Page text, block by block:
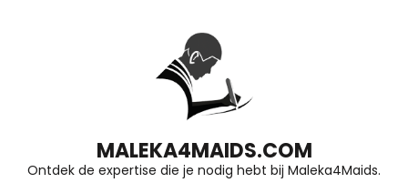
Enter)
MALEKA4MAIDS.COM
Ontdek de expertise die je nodig hebt bij Maleka4Maids.